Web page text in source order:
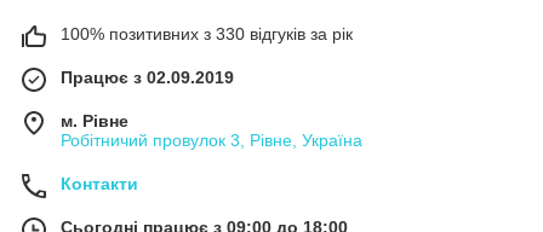
100% позитивних з 330 відгуків за рік
Працює з 02.09.2019
м. Рівне
Робітничий провулок 3, Рівне, Україна
Контакти
Сьогодні працює з 09:00 до 18:00